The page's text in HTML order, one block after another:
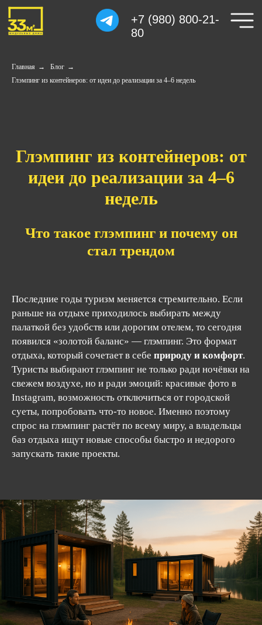
+7 (980) 800-21-
80
Главная → Блог →
Глэмпинг из контейнеров: от идеи до реализации за 4–6 недель
Глэмпинг из контейнеров: от
идеи до реализации за 4–6
недель
Что такое глэмпинг и почему он
стал трендом
Последние годы туризм меняется стремительно. Если
раньше на отдыхе приходилось выбирать между
палаткой без удобств или дорогим отелем, то сегодня
появился «золотой баланс» — глэмпинг. Это формат
отдыха, который сочетает в себе природу и комфорт.
Туристы выбирают глэмпинг не только ради ночёвки на
свежем воздухе, но и ради эмоций: красивые фото в
Instagram, возможность отключиться от городской
суеты, попробовать что-то новое. Именно поэтому
спрос на глэмпинг растёт по всему миру, а владельцы
баз отдыха ищут новые способы быстро и недорого
запускать такие проекты.